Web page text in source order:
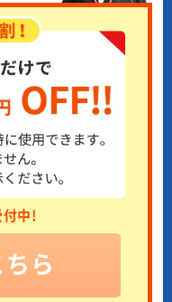
中!
ら